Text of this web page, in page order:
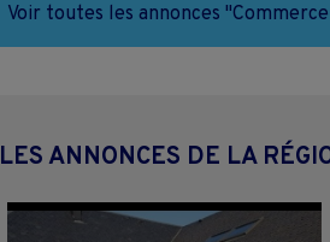
Voir toutes les annonces
LES ANNONCES DE LA